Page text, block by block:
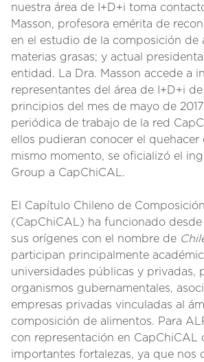
nuestra área de I+D+i toma
Masson, profesora emérita de
en el estudio de la composición de
materias grasas; y actual
entidad. La Dra. Masson accede a
representantes del área de I+D+i
principios del mes de mayo de
periódica de trabajo de la red
ellos pudieran conocer el quehacer
mismo momento, se oficializó el
Group a CapChiCAL.
El Capítulo Chileno de
(CapChiCAL) ha funcionado desde
sus orígenes con el nombre de
participan principalmente
universidades públicas y privadas,
organismos gubernamentales,
empresas privadas vinculadas al
composición de alimentos. Para
con representación en CapChiCAL
importantes fortalezas, ya que nos